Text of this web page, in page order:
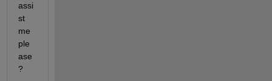
assi
st
me
ple
ase
?